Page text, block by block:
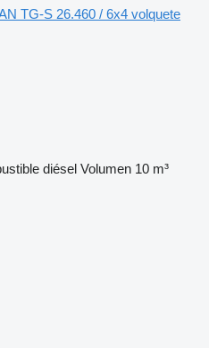
TG-S 26.460 / 6x4 volquete
diésel Volumen 10 m³